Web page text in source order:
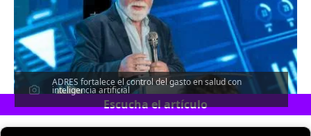
ADRES fortalece el control del gasto en salud con
inteligencia artificial
Escucha el artículo